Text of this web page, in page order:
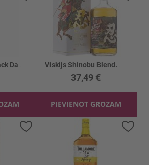
37,49 €
PIEVIENOT GROZAM
Pievienot vēlmju sarakstam